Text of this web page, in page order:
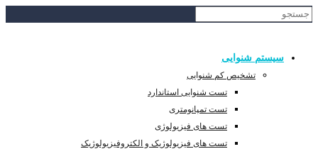
سیستم شنوایی
تشخیص کم شنوایی
تست شنوایی استاندارد
تست تمپانومتری
تست های فیزیولوژی
تست های فیزیولوژیک و الکتروفیزیولوژیک